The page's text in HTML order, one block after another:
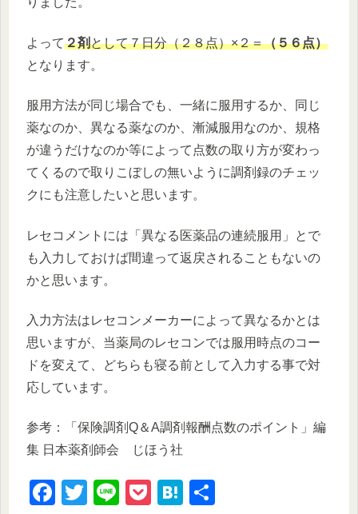
よって２剤として７日分（２８点）×２＝（５６点）
となります。
服用方法が同じ場合でも、一緒に服用するか、同じ
薬なのか、異なる薬なのか、漸減服用なのか、規格
が違うだけなのか等によって点数の取り方が変わっ
てくるので取りこぼしの無いように調剤録のチェッ
クにも注意したいと思います。
レセコメントには「異なる医薬品の連続服用」とで
も入力しておけば間違って返戻されることもないの
かと思います。
入力方法はレセコンメーカーによって異なるかとは
思いますが、当薬局のレセコンでは服用時点のコー
ドを変えて、どちらも寝る前として入力する事で対
応しています。
参考：「保険調剤Q＆A調剤報酬点数のポイント」編
集 日本薬剤師会 じほう社
F
T
Li
P
H